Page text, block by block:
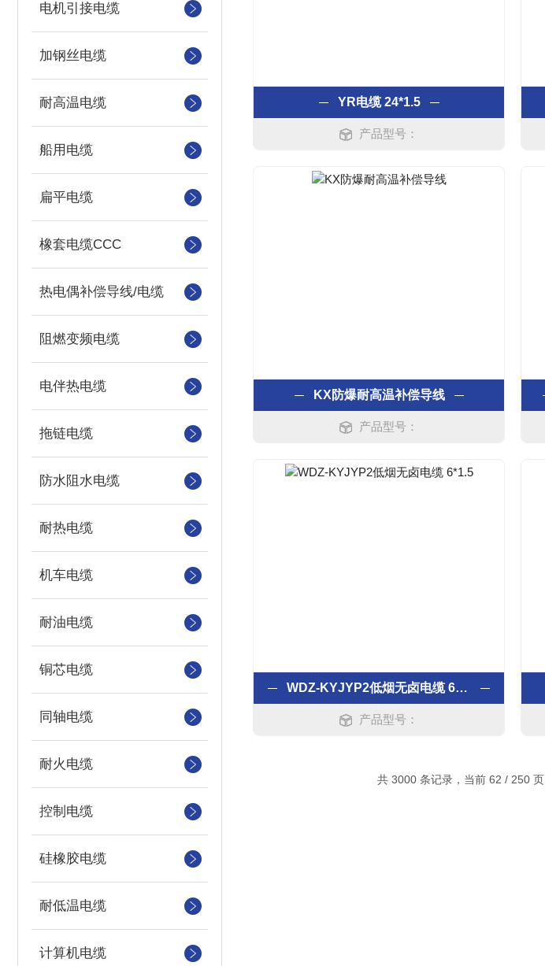
电机引接电缆
加钢丝电缆
耐高温电缆
船用电缆
扁平电缆
橡套电缆CCC
热电偶补偿导线/电缆
阻燃变频电缆
电伴热电缆
拖链电缆
防水阻水电缆
耐热电缆
机车电缆
耐油电缆
铜芯电缆
同轴电缆
耐火电缆
控制电缆
硅橡胶电缆
耐低温电缆
计算机电缆
YR电缆 24*1.5
产品型号：
KX防爆耐高温补偿导线
产品型号：
WDZ-KYJYP2低烟无卤电缆 6*1.5
产品型号：
共 3000 条记录，当前 62 / 250 页